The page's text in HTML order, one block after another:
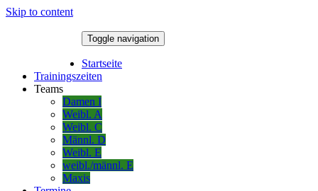
Skip to content
Toggle navigation
Startseite
Trainingszeiten
Teams
Damen I
Weibl. A
Weibl. C
Männl. D
Weibl. E
weibl./männl. E
Maxis